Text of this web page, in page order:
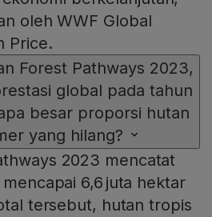
oleh WWF Global
Price.
Forest Pathways 2023,
global pada tahun
besar proporsi hutan
yang hilang?
2023 mencatat
6,6 juta hektar
tersebut, hutan tropis